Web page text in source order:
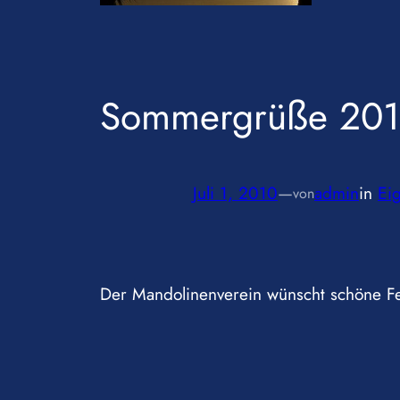
Sommergrüße
Juli 1, 2010—vonadminin
Der Mandolinenverein wünscht schöne